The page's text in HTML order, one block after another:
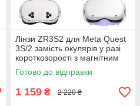
Лінзи ZR3S2 для Meta Quest
3S/2 замість окулярів у разі
короткозорості з магнітним
кріпленням, Anti Blue —
L:-4.0D R:-4.0D
Готово до відправки
1 159 ₴ 2 220 ₴